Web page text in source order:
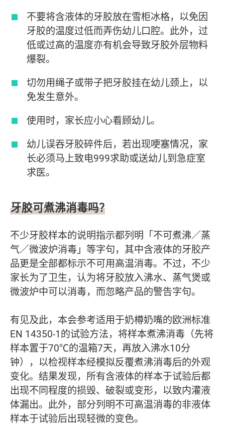
不要将含液体的牙胶放在雪柜冰格，以免因
牙胶的温度过低而弄伤幼儿口腔。此外，过
低或过高的温度亦有机会导致牙胶外层物料
爆裂。
切勿用绳子或带子把牙胶挂在幼儿颈上，以
免发生意外。
使用时，家长应小心看顾幼儿。
幼儿误吞牙胶碎件后，若出现哽塞情况，家
长必须马上致电999求助或送幼儿到急症室
求医。
牙胶可煮沸消毒吗？
不少牙胶样本的说明指示都列明「不可煮沸／蒸
气／微波炉消毒」等字句，其中含液体的牙胶产
品更是全部都标示不可用高温消毒。不过，不少
家长为了卫生，认为将牙胶放入沸水、蒸气煲或
微波炉中可以消毒，而忽略产品的警告字句。
有见及此，本会参考适用于奶樽奶嘴的欧洲标准
EN 14350-1的试验方法，将样本煮沸消毒（先将
样本置于70℃的温箱7天，再放入沸水10分
钟），以检视样本经模拟反覆煮沸消毒后的外观
变化。结果发现，所有含液体的样本于试验后都
出现不同程度的损毁、破裂或变形，以致内灌液
体漏出。此外，部分列明不可高温消毒的非液体
样本于试验后出现轻微的变色。